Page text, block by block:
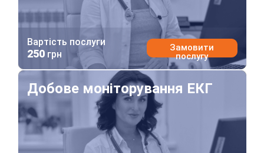
Вартість послуги
250грн
Замовити
послугу
Добове моніторування ЕКГ
Добове моніторування ЕКГ